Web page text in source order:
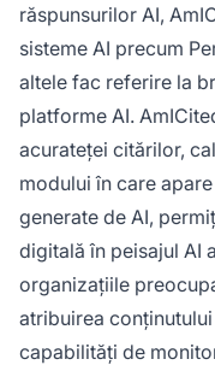
răspunsurilor AI,
sisteme AI precum
altele fac referire la
platforme AI.
acurateței citărilor,
modului în care
generate de AI,
digitală în peisajul AI
organizațiile
atribuirea
capabilități de